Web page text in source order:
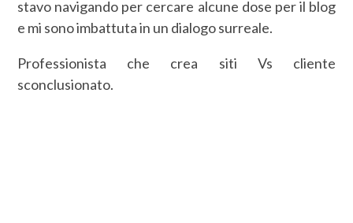
stavo navigando per cercare alcune dose per il blog
e mi sono imbattuta in un dialogo surreale.
Professionista che crea siti Vs cliente
sconclusionato.